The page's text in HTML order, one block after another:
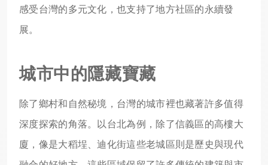
感受台灣的多元文化，也支持了地方社區的永續發
展。
城市中的隱藏寶藏
除了鄉村和自然秘境，台灣的城市裡也藏著許多值得
深度探索的角落。以台北為例，除了信義區的高樓大
廈，像是大稻埕、迪化街這些老城區則是歷史與現代